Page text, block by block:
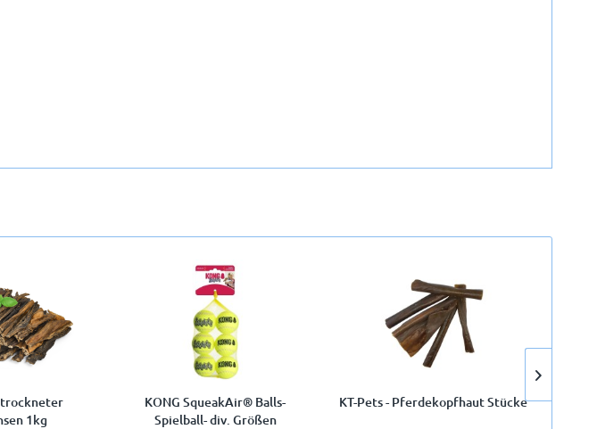
1kg
KONG SqueakAir® Balls-
Spielball- div. Größen
KT-Pets - Pferdekopfhaut Stücke